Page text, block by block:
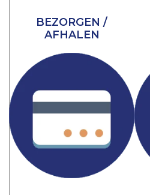
BEZORGEN /
AFHALEN